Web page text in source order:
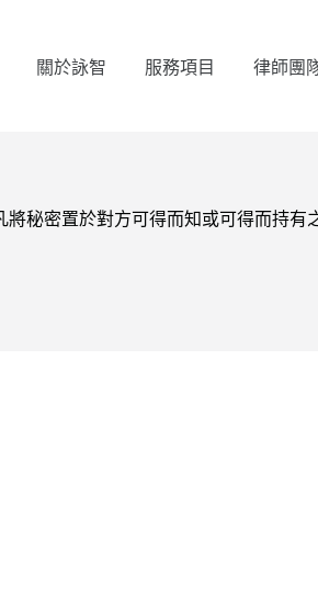
關於詠智 服務項目 律師團
秘密置於對方可得而知或可得而持有